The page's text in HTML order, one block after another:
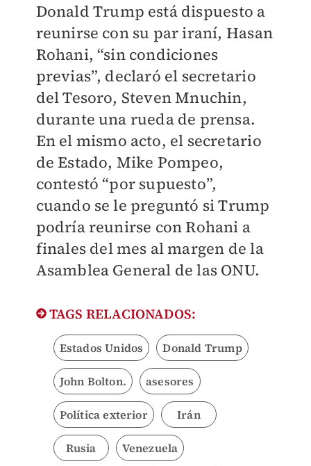
Donald Trump está dispuesto a
reunirse con su par iraní, Hasan
Rohani, “sin condiciones
previas”, declaró el secretario
del Tesoro, Steven Mnuchin,
durante una rueda de prensa.
En el mismo acto, el secretario
de Estado, Mike Pompeo,
contestó “por supuesto”,
cuando se le preguntó si Trump
podría reunirse con Rohani a
finales del mes al margen de la
Asamblea General de las ONU.
TAGS RELACIONADOS:
Estados Unidos Donald Trump
John Bolton. asesores
Política exterior Irán
Rusia Venezuela